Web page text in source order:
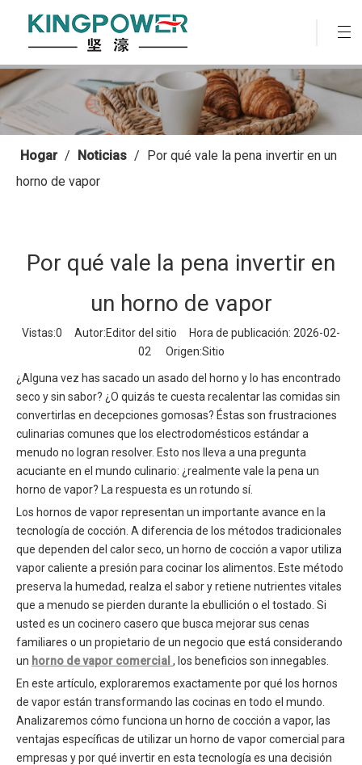
Hogar / Noticias / Por qué vale la pena invertir en un
horno de vapor
Por qué vale la pena invertir en
un horno de vapor
Vistas:0 Autor:Editor del sitio Hora de publicación: 2026-02-
02 Origen:Sitio
¿Alguna vez has sacado un asado del horno y lo has encontrado
seco y sin sabor? ¿O quizás te cuesta recalentar las comidas sin
convertirlas en decepciones gomosas? Éstas son frustraciones
culinarias comunes que los electrodomésticos estándar a
menudo no logran resolver. Esto nos lleva a una pregunta
acuciante en el mundo culinario: ¿realmente vale la pena un
horno de vapor? La respuesta es un rotundo sí.
Los hornos de vapor representan un importante avance en la
tecnología de cocción. A diferencia de los métodos tradicionales
que dependen del calor seco, un horno de cocción a vapor utiliza
vapor caliente a presión para cocinar los alimentos. Este método
preserva la humedad, realza el sabor y retiene nutrientes vitales
que a menudo se pierden durante la ebullición o el tostado. Si
usted es un cocinero casero que busca mejorar sus cenas
familiares o un propietario de un negocio que está considerando
un horno de vapor comercial , los beneficios son innegables.
En este artículo, exploraremos exactamente por qué los hornos
de vapor están transformando las cocinas en todo el mundo.
Analizaremos cómo funciona un horno de cocción a vapor, las
ventajas específicas de utilizar un horno de vapor comercial para
empresas y por qué invertir en esta tecnología es una decisión